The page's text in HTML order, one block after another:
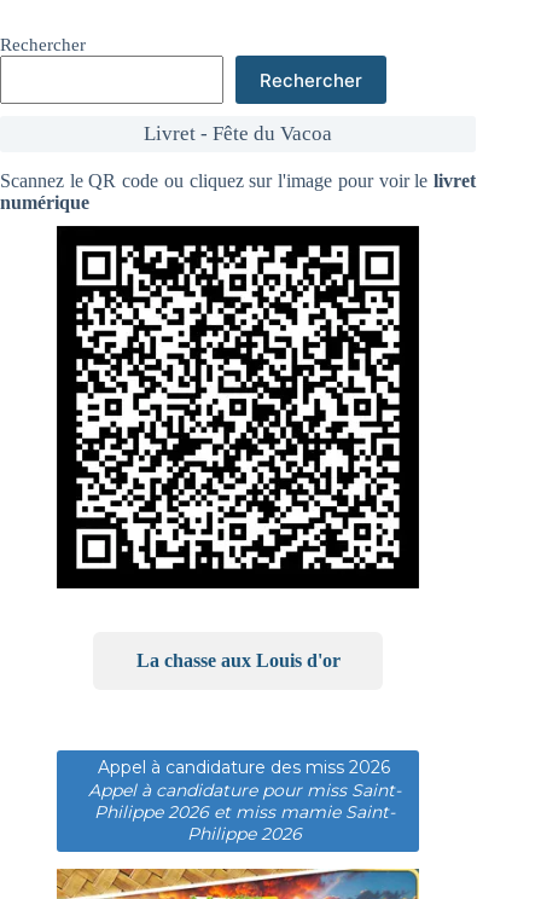
Rechercher
Rechercher
Livret - Fête du Vacoa
Scannez le QR code ou cliquez sur l'image pour voir lelivret
numérique
La chasse aux Louis d'or
Appel à candidature des miss 2026
Appel à candidature pour miss Saint-
Philippe 2026 et miss mamie Saint-
Philippe 2026